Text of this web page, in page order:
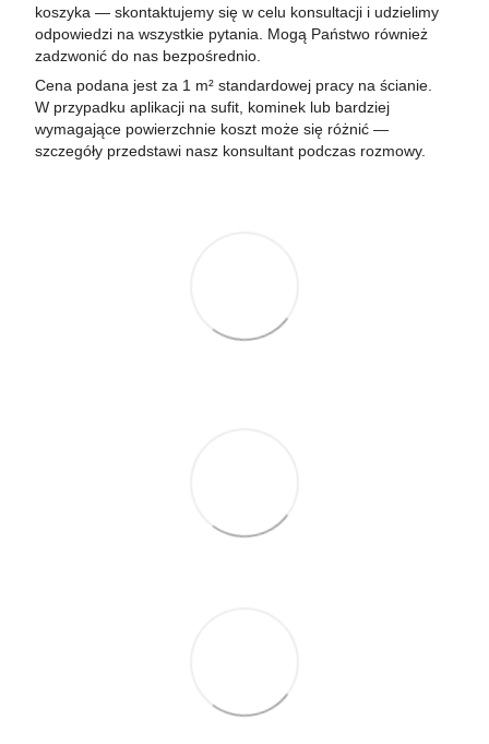
koszyka — skontaktujemy się w celu konsultacji i udzielimy
odpowiedzi na wszystkie pytania. Mogą Państwo również
zadzwonić do nas bezpośrednio.
Cena podana jest za 1 m² standardowej pracy na ścianie.
W przypadku aplikacji na sufit, kominek lub bardziej
wymagające powierzchnie koszt może się różnić —
szczegóły przedstawi nasz konsultant podczas rozmowy.